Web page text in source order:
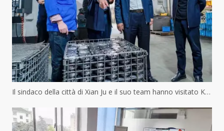
Il sindaco della città di Xian Ju e il suo team hanno visitato Keister Hydraulics